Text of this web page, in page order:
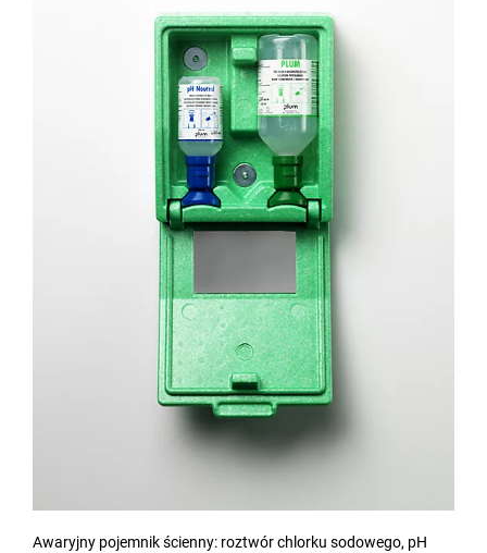
Awaryjny pojemnik ścienny: roztwór chlorku sodowego, pH